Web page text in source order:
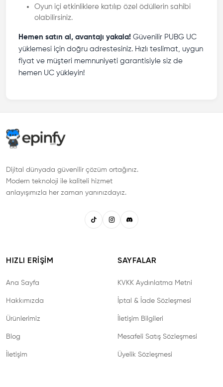
Oyun içi etkinliklere katılıp özel ödüllerin sahibi
olabilirsiniz.
Hemen satın al, avantajı yakala! Güvenilir PUBG UC
yüklemesi için doğru adrestesiniz. Hızlı teslimat, uygun
fiyat ve müşteri memnuniyeti garantisiyle siz de
hemen UC yükleyin!
Dijital dünyada güvenilir çözüm ortağınız.
Modern teknoloji ile kaliteli hizmet
anlayışımızla her zaman yanınızdayız.
HIZLI ERIŞIM
Ana Sayfa
Hakkımızda
Ürünlerimiz
Blog
İletişim
SAYFALAR
KVKK Aydınlatma Metni
İptal & İade Sözleşmesi
İletişim Bilgileri
Mesafeli Satış Sözleşmesi
Üyelik Sözleşmesi